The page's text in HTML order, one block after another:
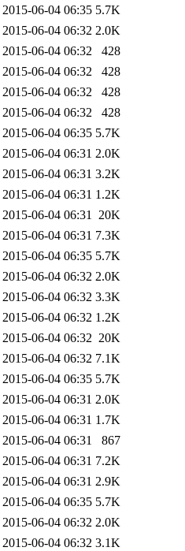
2015-06-04 06:35 5.7K
2015-06-04 06:32 2.0K
2015-06-04 06:32
428
2015-06-04 06:32
428
2015-06-04 06:32
428
2015-06-04 06:32
428
2015-06-04 06:35 5.7K
2015-06-04 06:31 2.0K
2015-06-04 06:31 3.2K
2015-06-04 06:31 1.2K
2015-06-04 06:31 20K
2015-06-04 06:31 7.3K
2015-06-04 06:35 5.7K
2015-06-04 06:32 2.0K
2015-06-04 06:32 3.3K
2015-06-04 06:32 1.2K
2015-06-04 06:32 20K
2015-06-04 06:32 7.1K
2015-06-04 06:35 5.7K
2015-06-04 06:31 2.0K
2015-06-04 06:31 1.7K
2015-06-04 06:31
867
2015-06-04 06:31 7.2K
2015-06-04 06:31 2.9K
2015-06-04 06:35 5.7K
2015-06-04 06:32 2.0K
2015-06-04 06:32 3.1K